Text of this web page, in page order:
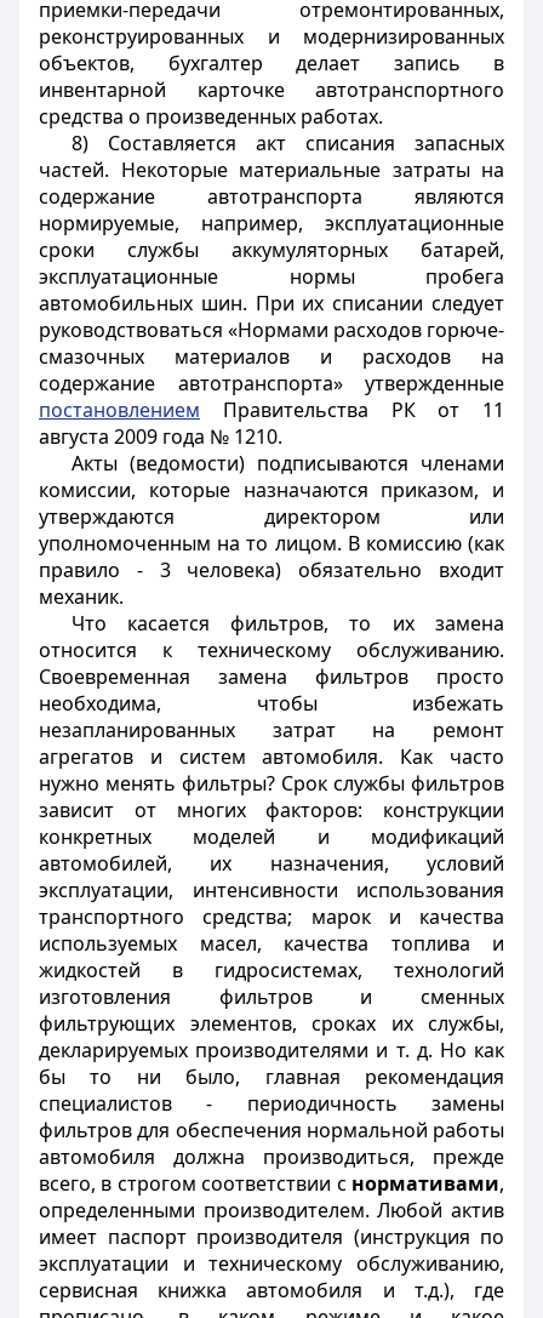
приемки-передачи отремонтированных,
реконструированных и модернизированных
объектов, бухгалтер делает запись в
инвентарной карточке автотранспортного
средства о произведенных работах.
8) Составляется акт списания запасных
частей. Некоторые материальные затраты на
содержание автотранспорта являются
нормируемые, например, эксплуатационные
сроки службы аккумуляторных батарей,
эксплуатационные нормы пробега
автомобильных шин. При их списании следует
руководствоваться «Нормами расходов горюче-
смазочных материалов и расходов на
содержание автотранспорта» утвержденные
постановлением Правительства РК от 11
августа 2009 года № 1210.
Акты (ведомости) подписываются членами
комиссии, которые назначаются приказом, и
утверждаются директором или
уполномоченным на то лицом. В комиссию (как
правило - 3 человека) обязательно входит
механик.
Что касается фильтров, то их замена
относится к техническому обслуживанию.
Своевременная замена фильтров просто
необходима, чтобы избежать
незапланированных затрат на ремонт
агрегатов и систем автомобиля. Как часто
нужно менять фильтры? Срок службы фильтров
зависит от многих факторов: конструкции
конкретных моделей и модификаций
автомобилей, их назначения, условий
эксплуатации, интенсивности использования
транспортного средства; марок и качества
используемых масел, качества топлива и
жидкостей в гидросистемах, технологий
изготовления фильтров и сменных
фильтрующих элементов, сроках их службы,
декларируемых производителями и т. д. Но как
бы то ни было, главная рекомендация
специалистов - периодичность замены
фильтров для обеспечения нормальной работы
автомобиля должна производиться, прежде
всего, в строгом соответствии с нормативами,
определенными производителем. Любой актив
имеет паспорт производителя (инструкция по
эксплуатации и техническому обслуживанию,
сервисная книжка автомобиля и т.д.), где